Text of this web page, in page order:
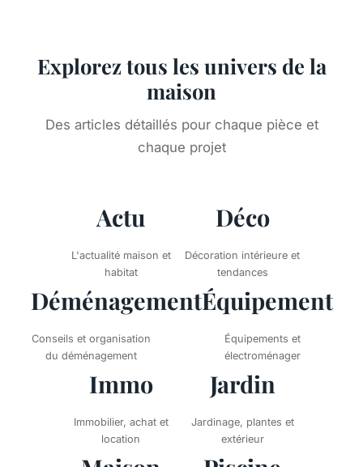
Explorez tous les univers de la
maison
Des articles détaillés pour chaque pièce et
chaque projet
Actu
L'actualité maison et
habitat
Déco
Décoration intérieure et
tendances
Déménagement
Conseils et organisation
du déménagement
Équipement
Équipements et
électroménager
Immo
Immobilier, achat et
location
Jardin
Jardinage, plantes et
extérieur